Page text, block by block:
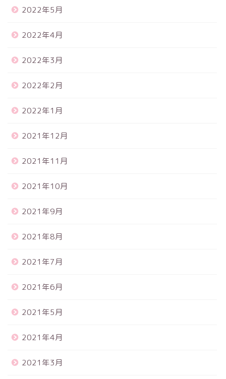
2022年5月
2022年4月
2022年3月
2022年2月
2022年1月
2021年12月
2021年11月
2021年10月
2021年9月
2021年8月
2021年7月
2021年6月
2021年5月
2021年4月
2021年3月